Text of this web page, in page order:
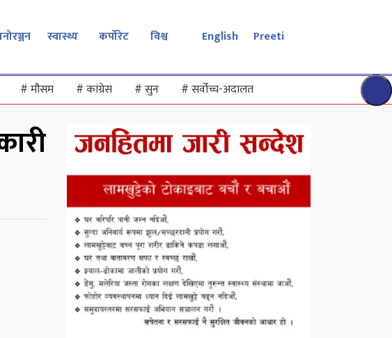
स्वास्थ्य कर्पोरेट विश्व English Preeti
#मौसम #कांग्रेस #सुन #सर्वोच्च-अदालत